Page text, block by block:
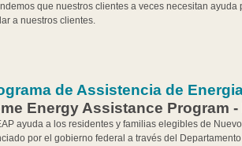
que nuestros clientes a veces necesitan
a nuestros clientes.
de Assistencia de
Energy Assistance Program -
ayuda a los residentes y familias elegibles de
por el gobierno federal a través del